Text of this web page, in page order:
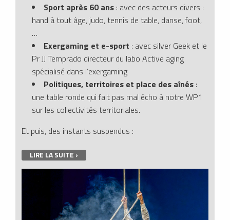
Sport après 60 ans : avec des acteurs divers :
hand à tout âge, judo, tennis de table, danse, foot,
…
Exergaming et e-sport : avec silver Geek et le
Pr JJ Temprado directeur du labo Active aging
spécialisé dans l’exergaming
Politiques, territoires et place des aînés :
une table ronde qui fait pas mal écho à notre WP1
sur les collectivités territoriales.
Et puis, des instants suspendus :
LIRE LA SUITE ›